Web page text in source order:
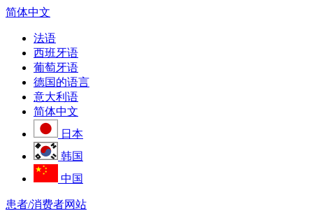
简体中文
法语
西班牙语
葡萄牙语
德国的语言
意大利语
简体中文
日本
韩国
中国
患者/消费者网站